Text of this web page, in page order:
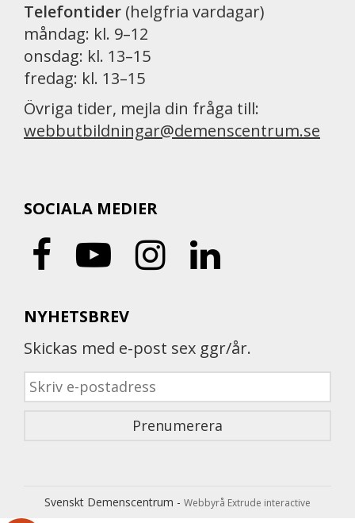
Telefontider (helgfria vardagar)
måndag: kl. 9–12
onsdag: kl. 13–15
fredag: kl. 13–15
Övriga tider, mejla din fråga till:
webbutbildningar@demenscentrum.se
SOCIALA MEDIER
NYHETSBREV
Skickas med e-post sex ggr/år.
Svenskt Demenscentrum - Webbyrå Extrude interactive